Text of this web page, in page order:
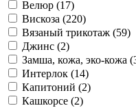
Велюр (17)
Вискоза (220)
Вязаный трикотаж (59)
Джинс (2)
Замша, кожа, эко-кожа (
Интерлок (14)
Капитоний (2)
Кашкорсе (2)